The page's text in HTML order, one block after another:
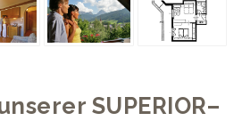
SUPERIOR–